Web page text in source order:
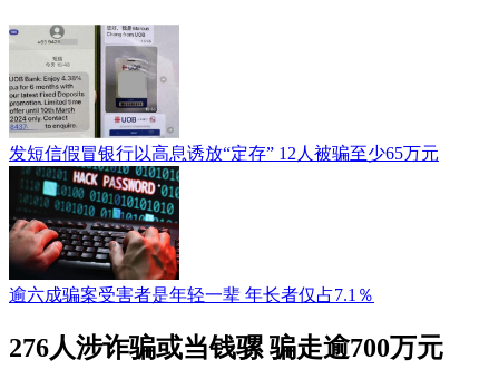
发短信假冒银行以高息诱放“定存” 12人被骗至少65万元
逾六成骗案受害者是年轻一辈 年长者仅占7.1％
276人涉诈骗或当钱骡 骗走逾700万元